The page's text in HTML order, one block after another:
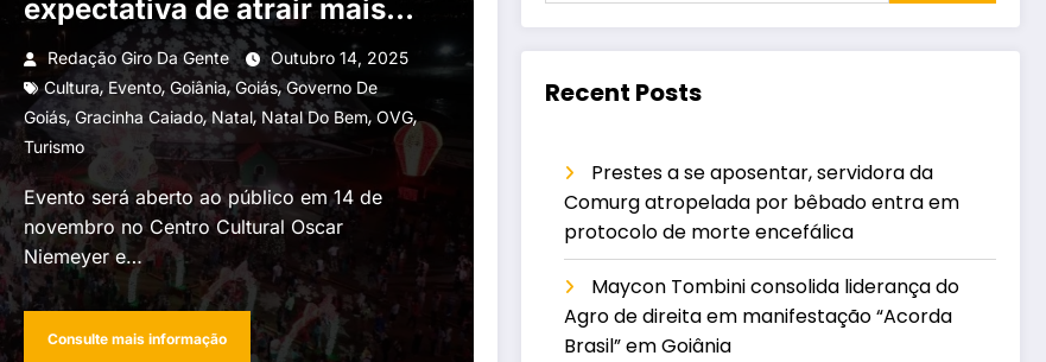
expectativa de atrair mais
de 2 milhões de visitantes
Redação Giro Da Gente
Outubro 14, 2025
Cultura, Evento, Goiânia,Goiás,Governo De
Goiás, Gracinha Caiado,Natal, Natal Do Bem, OVG,
Turismo
Evento será aberto ao público em 14 de
novembro no Centro Cultural Oscar
Niemeyer e…
Consulte mais informação
Recent Posts
Prestes a se aposentar, servidora da
Comurg atropelada por bêbado entra em
protocolo de morte encefálica
Maycon Tombini consolida liderança do
Agro de direita em manifestação “Acorda
Brasil” em Goiânia